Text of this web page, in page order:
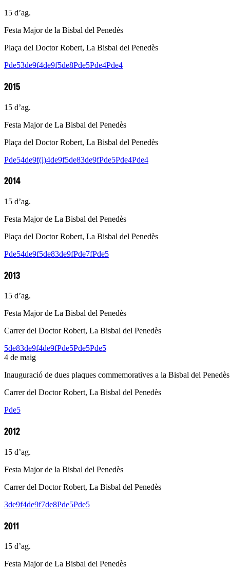
15 d’ag.
Festa Major de la Bisbal del Penedès
Plaça del Doctor Robert, La Bisbal del Penedès
Pde53de9f4de9f5de8Pde5Pde4Pde4
2015
15 d’ag.
Festa Major de La Bisbal del Penedès
Plaça del Doctor Robert, La Bisbal del Penedès
Pde54de9f(i)4de9f5de83de9fPde5Pde4Pde4
2014
15 d’ag.
Festa Major de La Bisbal del Penedès
Plaça del Doctor Robert, La Bisbal del Penedès
Pde54de9f5de83de9fPde7fPde5
2013
15 d’ag.
Festa Major de La Bisbal del Penedès
Carrer del Doctor Robert, La Bisbal del Penedès
5de83de9f4de9fPde5Pde5Pde5
4 de maig
Inauguració de dues plaques commemoratives a la Bisbal del Penedès
Carrer del Doctor Robert, La Bisbal del Penedès
Pde5
2012
15 d’ag.
Festa Major de la Bisbal del Penedès
Carrer del Doctor Robert, La Bisbal del Penedès
3de9f4de9f7de8Pde5Pde5
2011
15 d’ag.
Festa Major de La Bisbal del Penedès